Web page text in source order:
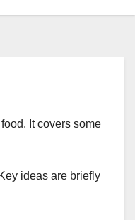
It covers some
ideas are briefly